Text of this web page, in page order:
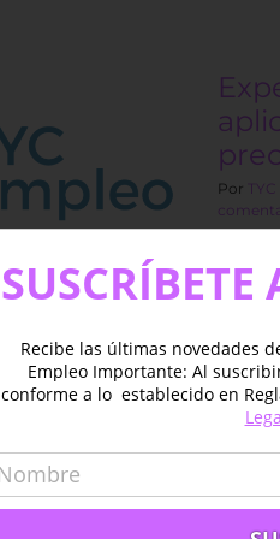
Por
Recibe las últimas novedades
Empleo Importante: Al
conforme a lo establecido en